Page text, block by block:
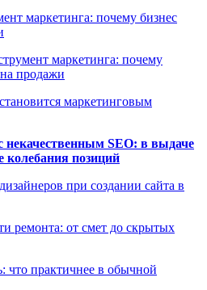
маркетинга: почему бизнес
маркетинга: почему
продажи
маркетинговым
некачественным SEO: в выдаче
позиций
при создании сайта в
ремонта: от смет до скрытых
что практичнее в обычной